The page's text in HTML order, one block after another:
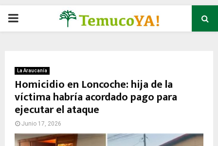
P
M
A
La Araucanía
Homicidio en Loncoche: hija de la
víctima habría acordado pago para
ejecutar el ataque
Junio 17, 2026